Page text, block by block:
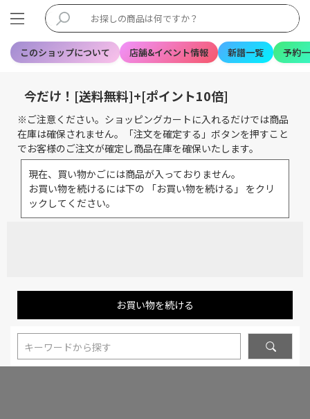
このショップについて 店舗&イベント情報 新譜一覧 予約
今だけ！[送料無料]+[ポイント10倍]
※ご注意ください。ショッピングカートに入れるだけでは商品
在庫は確保されません。「注文を確定する」ボタンを押すこと
でお客様のご注文が確定し商品在庫を確保いたします。
現在、買い物かごには商品が入っておりません。
お買い物を続けるには下の 「お買い物を続ける」 をクリ
ックしてください。
お買い物を続ける
キーワードから探す